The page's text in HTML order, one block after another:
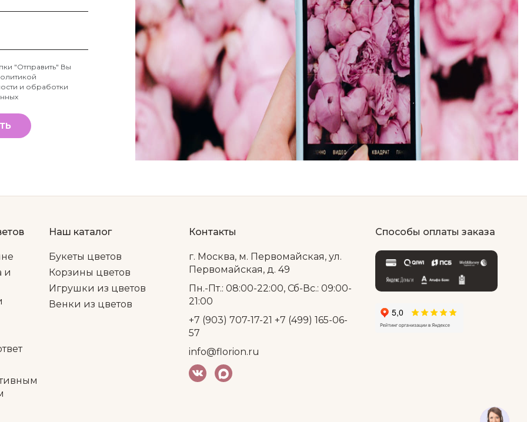
"Отправить" Вы
и обработки
и
Наш каталог
Букеты цветов
Корзины цветов
Игрушки из цветов
Венки из цветов
Контакты
г. Москва, м. Первомайская, ул.
Первомайская, д. 49
Пн.-Пт.: 08:00-22:00, Сб-Вс.: 09:00-
21:00
+7 (903) 707-17-21 +7 (499) 165-06-
57
info@florion.ru
Способы оплаты заказа